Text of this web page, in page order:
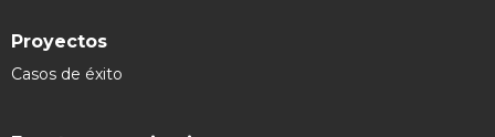
Proyectos
Casos de éxito